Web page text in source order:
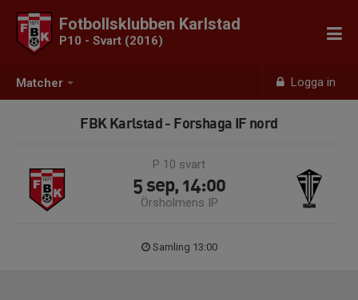
Matcher Logga in
Fotbollsklubben Karlstad
P10 - Svart (2016)
FBK Karlstad - Forshaga IF nord
P 10 svart
5 sep, 14:00
Örsholmens IP
Samling 13:00